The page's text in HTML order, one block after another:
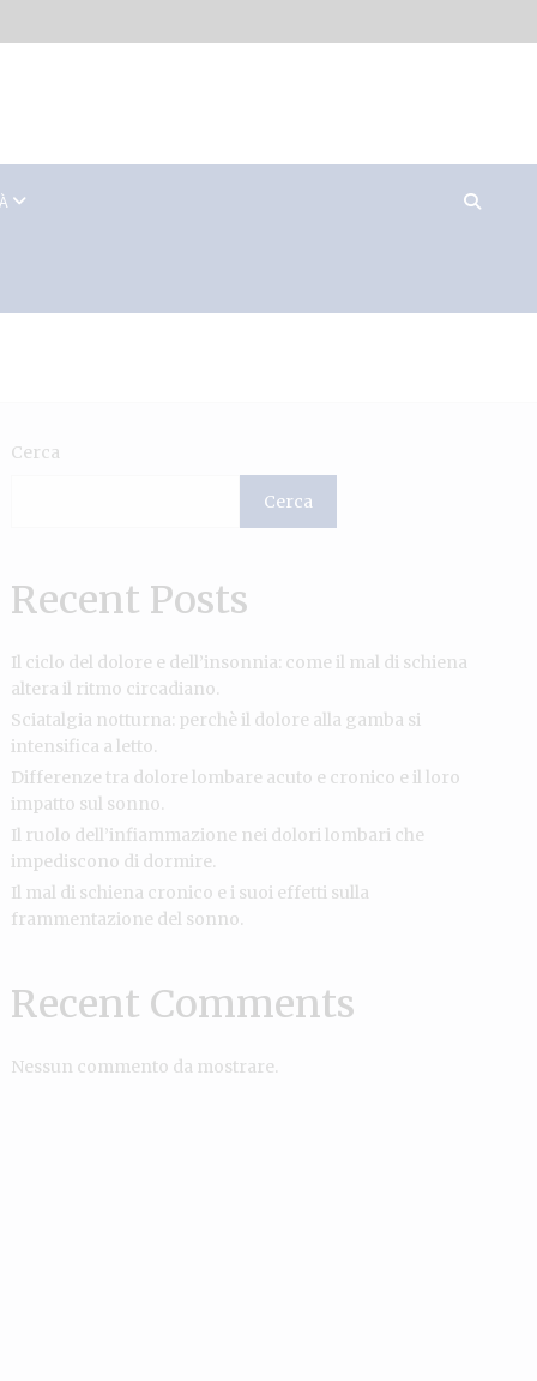
Cerca
Cerca
Recent Posts
Il ciclo del dolore e dell’insonnia: come il mal di schiena
altera il ritmo circadiano.
Sciatalgia notturna: perchè il dolore alla gamba si
intensifica a letto.
Differenze tra dolore lombare acuto e cronico e il loro
impatto sul sonno.
Il ruolo dell’infiammazione nei dolori lombari che
impediscono di dormire.
Il mal di schiena cronico e i suoi effetti sulla
frammentazione del sonno.
Recent Comments
Nessun commento da mostrare.